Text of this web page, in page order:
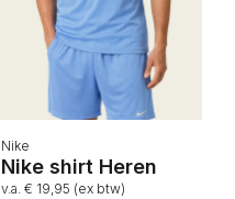
Nike
Nike shirt Heren
v.a. € 19,95 (ex btw)